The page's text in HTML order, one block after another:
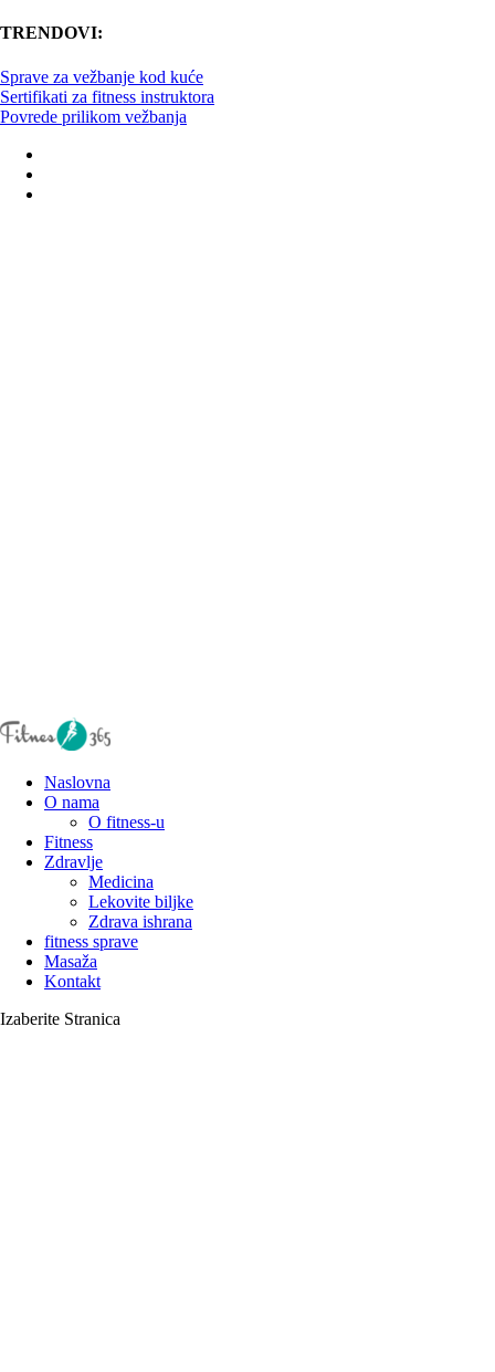
TRENDOVI:
Sprave za vežbanje kod kuće
Sertifikati za fitness instruktora
Povrede prilikom vežbanja
Naslovna
O nama
O fitness-u
Fitness
Zdravlje
Medicina
Lekovite biljke
Zdrava ishrana
fitness sprave
Masaža
Kontakt
Izaberite Stranica